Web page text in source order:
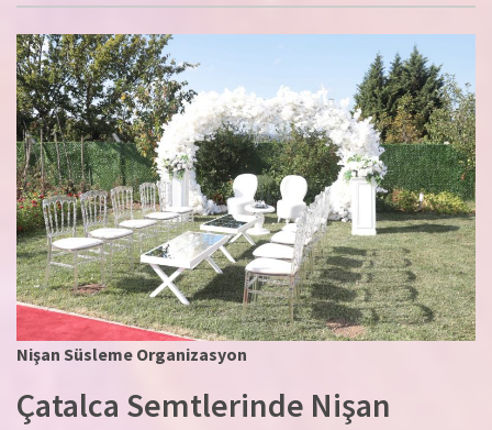
Nişan Süsleme Organizasyon
Çatalca Semtlerinde Nişan